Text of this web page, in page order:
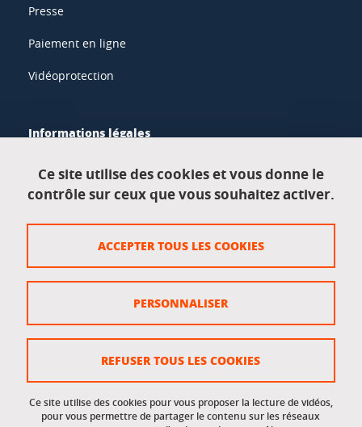
Presse
Paiement en ligne
Vidéoprotection
Informations légales
Données personnelles
Crédits
Gestion des cookies
Accessibilité : non conforme
Accès réservés
Ce site utilise des cookies et vous donne le
contrôle sur ceux que vous souhaitez activer.
Ce site utilise des cookies pour vous proposer la lecture de vidéos,
pour vous permettre de partager le contenu sur les réseaux
ACCEPTER TOUS LES COOKIES
REFUSER TOUS LES COOKIES
PERSONNALISER